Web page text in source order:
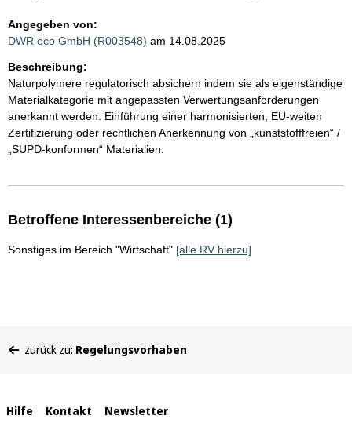
Angegeben von:
DWR eco GmbH (R003548) am 14.08.2025
Beschreibung:
Naturpolymere regulatorisch absichern indem sie als eigenständige
Materialkategorie mit angepassten Verwertungsanforderungen
anerkannt werden: Einführung einer harmonisierten, EU-weiten
Zertifizierung oder rechtlichen Anerkennung von „kunststofffreien“ /
„SUPD-konformen“ Materialien.
Betroffene Interessenbereiche (1)
Sonstiges im Bereich "Wirtschaft" [alle RV hierzu]
befinden
zurück zu: Regelungsvorhaben
Interne
Hilfe Kontakt Newsletter